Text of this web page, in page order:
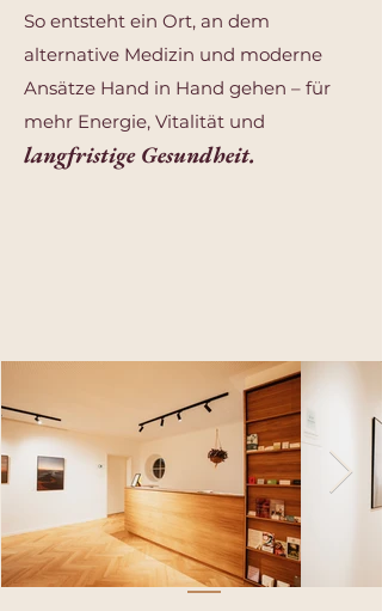
So entsteht ein Ort, an dem
alternative Medizin und moderne
Ansätze Hand in Hand gehen – für
mehr Energie, Vitalität und
langfristige Gesundheit.